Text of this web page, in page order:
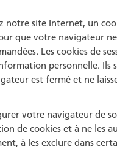
notre site Internet, un
que votre navigateur
Les cookies de
personnelle. Ils
est fermé et ne
votre navigateur de
de cookies et à ne les
à les exclure dans